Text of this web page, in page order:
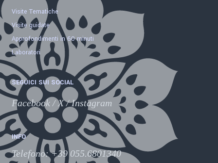
Visite Tematiche
Visite guidate
Approfondimenti in 60 minuti
Laboratori
SEGUICI SUI SOCIAL
Facebook /X/Instagram
INFO
Telefono:+39 055.6801340